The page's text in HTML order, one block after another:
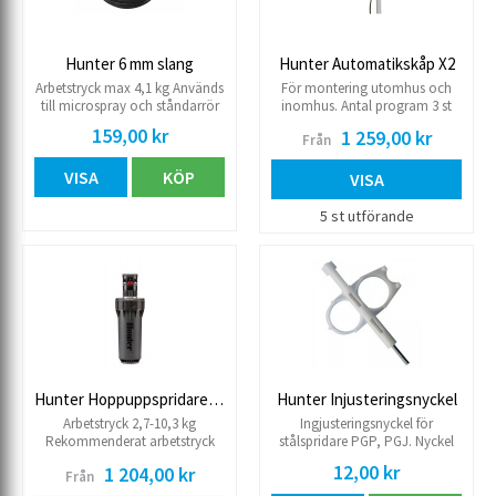
Hunter 6 mm slang
Arbetstryck max 4,1 kg Används
till microspray och ståndarrör
microbevattning. inv. diameter:
4,3 mm utv. diameter 6,4 mm
159,00 kr
VISA KÖP
Hunter Automatikskåp X2
För montering utomhus och
inomhus. Antal program 3 st
drifttid/kanal 6 timmar 230 V
Antal sensoranslutningar 1 st
Kompatibel med Rain-Clik,
wifi modul för styrning via
Från 1 259,00 kr
VISA
5 st utförande
Hunter Hoppuppspridare I-80
Arbetstryck 2,7-10,3 kg
Rekommenderat arbetstryck
stora samt 8 st små munstycke.
Från 1 204,00 kr
Hunter Injusteringsnyckel
Ingjusteringsnyckel för
stålspridare PGP, PGJ. Nyckel
12,00 kr